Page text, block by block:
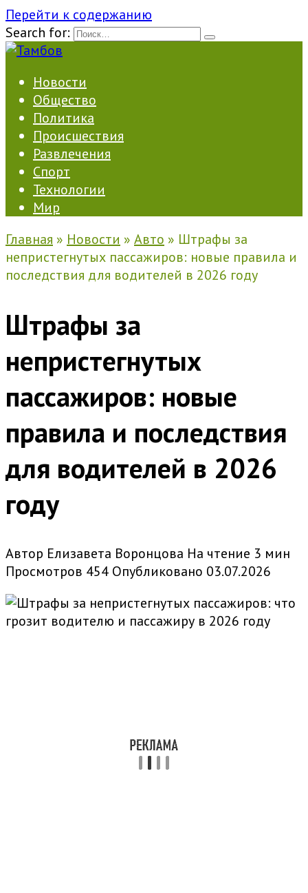
Перейти к содержанию
Search for:
Новости
Общество
Политика
Происшествия
Развлечения
Спорт
Технологии
Мир
Главная » Новости » Авто » Штрафы за
непристегнутых пассажиров: новые правила и
последствия для водителей в 2026 году
Штрафы за
непристегнутых
пассажиров: новые
правила и последствия
для водителей в 2026
году
Автор Елизавета Воронцова На чтение 3 мин
Просмотров 454 Опубликовано 03.07.2026